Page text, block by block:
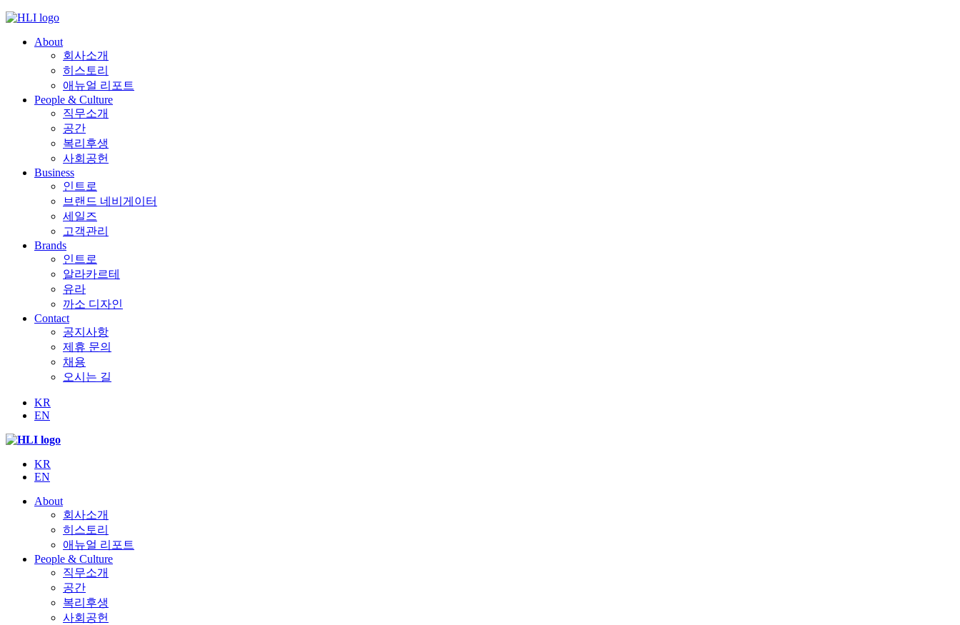
Skip
contentAbout
회사소개
히스토리
애뉴얼 리포트
People & Culture
직무소개
공간
복리후생
사회공헌
Business
인트로
브랜드 네비게이터
세일즈
고객관리
Brands
인트로
알라카르테
유라
까소 디자인
Contact
공지사항
제휴 문의
채용
오시는 길
KR
EN
KR
EN
About
회사소개
히스토리
애뉴얼 리포트
People & Culture
직무소개
공간
복리후생
사회공헌